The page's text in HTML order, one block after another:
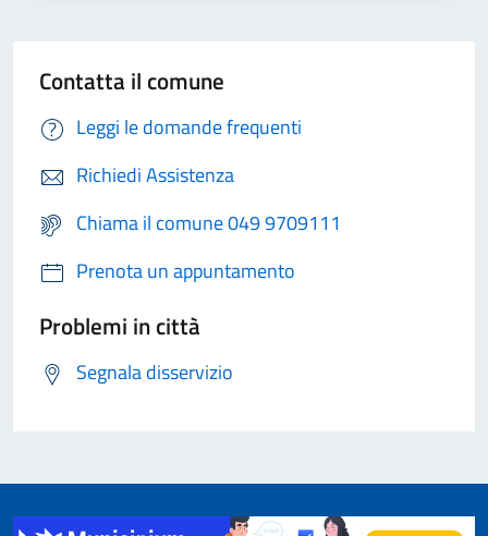
Contatta il comune
Leggi le domande frequenti
Richiedi Assistenza
Chiama il comune 049 9709111
Prenota un appuntamento
Problemi in città
Segnala disservizio